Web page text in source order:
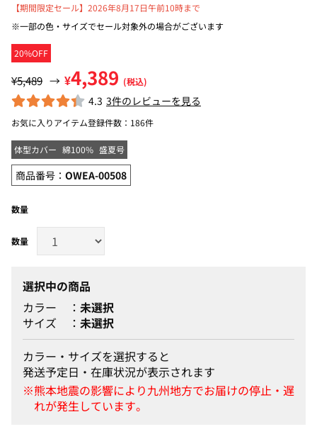
20%OFF
【期間限定セール】2026年8月17日午前10時まで
※一部の色・サイズでセール対象外の場合がございます
¥5,489 → ¥4,389 (税込)
4.3 3件のレビューを見る
お気に入りアイテム登録件数： 186件
体型カバー 綿100% 盛夏号
商品番号： OWEA-00508
数量
選択中の商品
カラー
未選択
サイズ
未選択
カラー・サイズを選択すると
発送予定日・在庫状況が表示されます